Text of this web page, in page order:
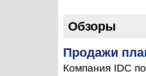
Обзоры
Продажи
Компания IDC